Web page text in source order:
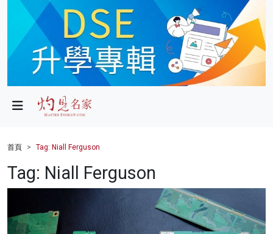
政局
財經
健康
商業
首頁 Tag: Niall Ferguson
Tag: Niall Ferguson